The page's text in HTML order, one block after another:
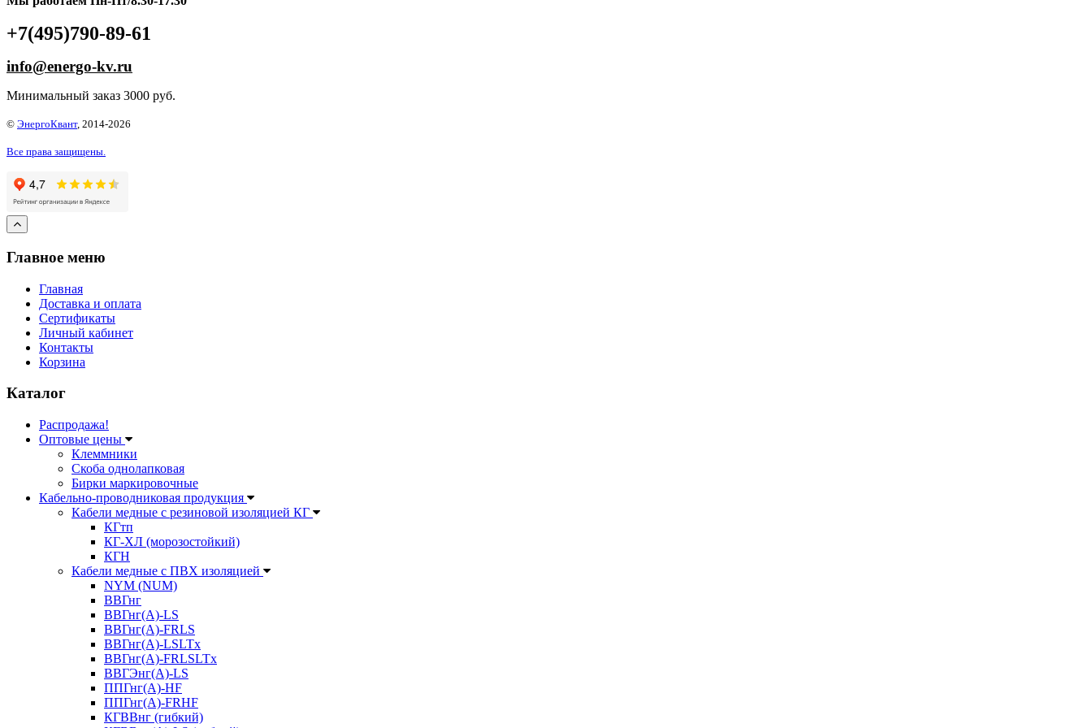
+7(495)790-89-61
info@energo-kv.ru
Минимальный заказ 3000 руб.
© ЭнергоКвант, 2014-2026
Все права защищены.
Главное меню
Главная
Доставка и оплата
Сертификаты
Личный кабинет
Контакты
Корзина
Каталог
Распродажа!
Оптовые цены
Клеммники
Скоба однолапковая
Бирки маркировочные
Кабельно-проводниковая продукция
Кабели медные с резиновой изоляцией КГ
КГтп
КГ-ХЛ (морозостойкий)
КГН
Кабели медные с ПВХ изоляцией
NYM (NUM)
ВВГнг
ВВГнг(А)-LS
ВВГнг(А)-FRLS
ВВГнг(A)-LSLTx
ВВГнг(A)-FRLSLTx
ВВГЭнг(А)-LS
ППГнг(А)-HF
ППГнг(А)-FRHF
КГВВнг (гибкий)